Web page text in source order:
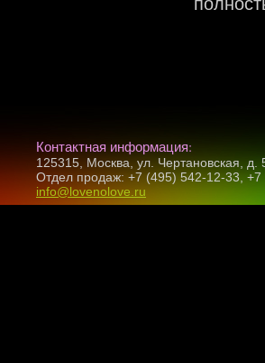
Контактная информация:
125315, Москва, ул. Чертановская, д.
Отдел продаж: +7 (495) 542-12-33,
info@lovenolove.ru